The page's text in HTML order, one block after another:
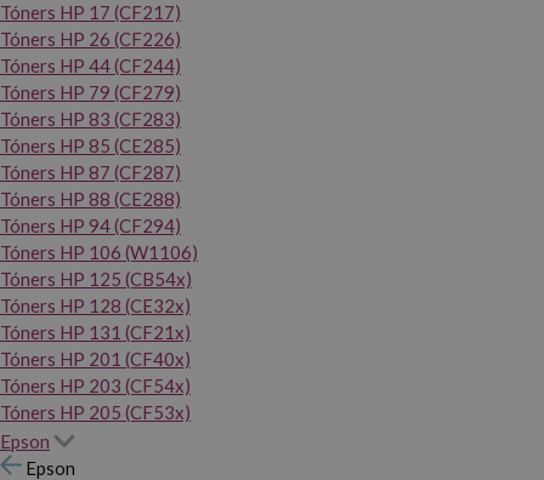
Tóners HP 17 (CF217)
Tóners HP 26 (CF226)
Tóners HP 44 (CF244)
Tóners HP 79 (CF279)
Tóners HP 83 (CF283)
Tóners HP 85 (CE285)
Tóners HP 87 (CF287)
Tóners HP 88 (CE288)
Tóners HP 94 (CF294)
Tóners HP 106 (W1106)
Tóners HP 125 (CB54x)
Tóners HP 128 (CE32x)
Tóners HP 131 (CF21x)
Tóners HP 201 (CF40x)
Tóners HP 203 (CF54x)
Tóners HP 205 (CF53x)
Epson
Epson